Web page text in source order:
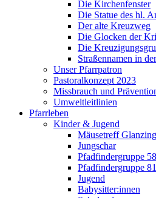
Die Kirchenfenster
Die Statue des hl.
Der alte Kreuzweg
Die Glocken der
Die
Straßennamen in
Unser Pfarrpatron
Pastoralkonzept 2023
Missbrauch und
Umweltleitlinien
Pfarrleben
Kinder & Jugend
Mäusetreff Glanzing
Jungschar
Pfadfindergruppe
Pfadfindergruppe
Jugend
Babysitter:innen